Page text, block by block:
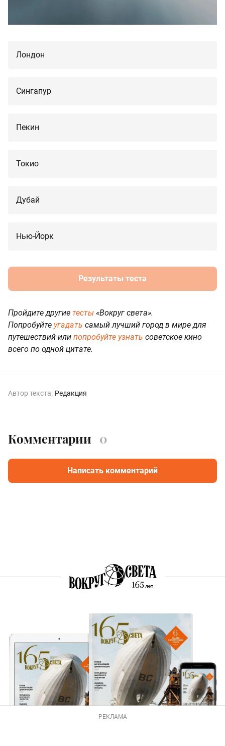
Лондон
Сингапур
Пекин
Токио
Дубай
Нью-Йорк
Результаты теста
Пройдите другие тесты «Вокруг света».
Попробуйте угадать самый лучший город в мире для
путешествий или попробуйте узнать советское кино
всего по одной цитате.
Автор текста: Редакция
Комментарии 0
Написать комментарий
РЕКЛАМА